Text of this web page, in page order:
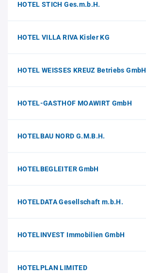
HOTEL STICH Ges.m.b.H.
HOTEL VILLA RIVA Kisler KG
HOTEL WEISSES KREUZ Betriebs GmbH
HOTEL-GASTHOF MOAWIRT GmbH
HOTELBAU NORD G.M.B.H.
HOTELBEGLEITER GmbH
HOTELDATA Gesellschaft m.b.H.
HOTELINVEST Immobilien GmbH
HOTELPLAN LIMITED